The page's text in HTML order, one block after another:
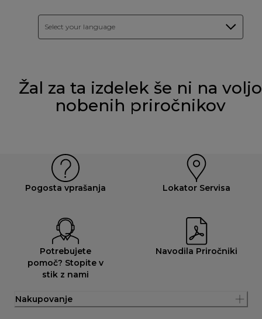
Select your language
Žal za ta izdelek še ni na voljo
nobenih priročnikov
Pogosta vprašanja Lokator Servisa
Potrebujete
pomoč? Stopite v
stik z nami
Navodila Priročniki
Nakupovanje